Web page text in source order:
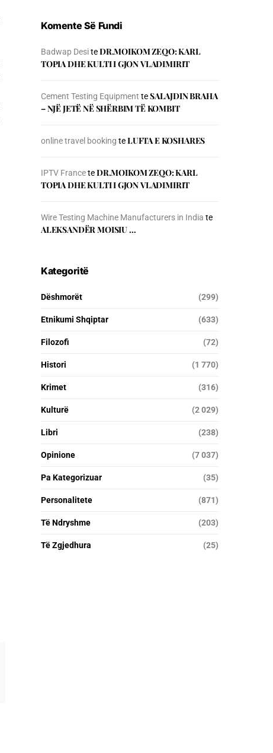
Komente Së Fundi
Badwap DesiteDR.MOIKOM ZEQO: KARL
TOPIA DHE KULTI I GJON VLADIMIRIT
Cement Testing Equipment teSALAJDIN BRAHA
– NJЁ JETЁ NЁ SHЁRBIM TЁ KOMBIT
online travel booking teLUFTA E KOSHARES
IPTV FranceteDR.MOIKOM ZEQO: KARL
TOPIA DHE KULTI I GJON VLADIMIRIT
Wire Testing Machine Manufacturers in India te
ALEKSANDËR MOISIU …
Kategoritë
Dëshmorët (299)
Etnikumi Shqiptar (633)
Filozofi (72)
Histori (1 770)
Krimet (316)
Kulturë (2 029)
Libri (238)
Opinione (7 037)
Pa Kategorizuar (35)
Personalitete (871)
Të Ndryshme (203)
Të Zgjedhura (25)